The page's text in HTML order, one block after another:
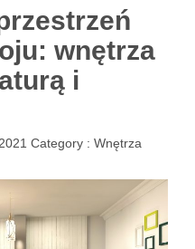
wnętrza
i
Category : Wnętrza